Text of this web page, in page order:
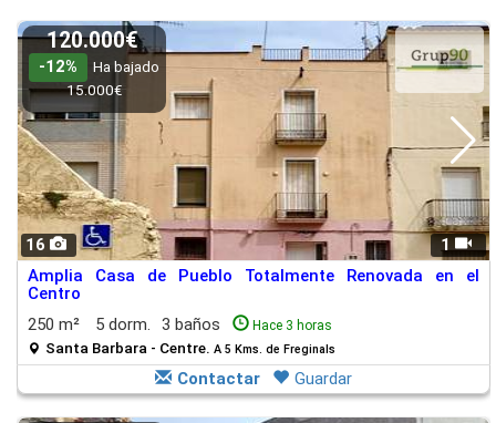
16 1
120.000€
-12%
Ha bajado
15.000€
Amplia Casa de Pueblo Totalmente Renovada en el
Centro
250 m²
5 dorm. 3 baños Hace 3 horas
Santa Barbara - Centre. A 5 Kms. de Freginals
Contactar Guardar